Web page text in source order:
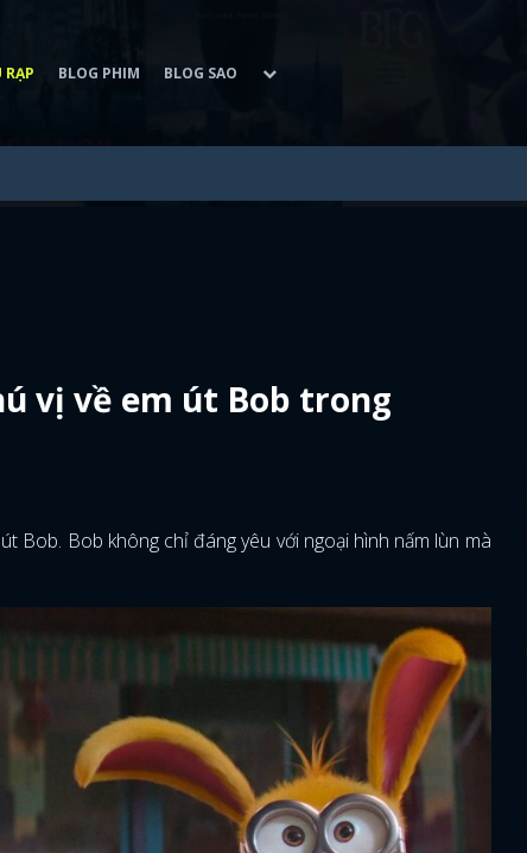
RẠP BLOG PHIM BLOG SAO
vị về em út Bob trong
Bob. Bob không chỉ đáng yêu với ngoại hình nấm lùn mà